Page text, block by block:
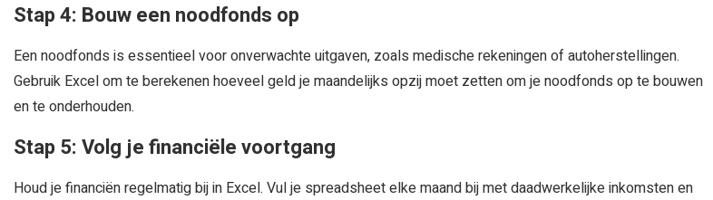
Stap 4: Bouw een noodfonds op
Een noodfonds is essentieel voor onverwachte uitgaven, zoals medische rekeningen of autoherstellingen.
Gebruik Excel om te berekenen hoeveel geld je maandelijks opzij moet zetten om je noodfonds op te bouwen
en te onderhouden.
Stap 5: Volg je financiële voortgang
Houd je financiën regelmatig bij in Excel. Vul je spreadsheet elke maand bij met daadwerkelijke inkomsten en